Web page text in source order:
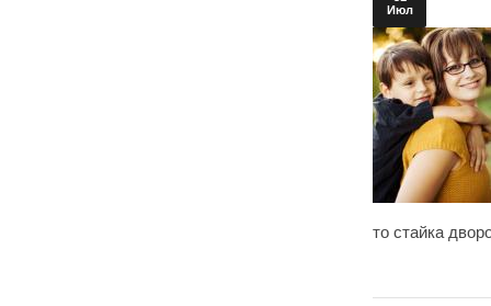
Июл
то стайка